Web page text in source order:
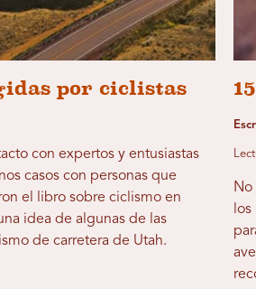
por ciclistas
con expertos y entusiastas
casos con personas que
el libro sobre ciclismo en
idea de algunas de las
de carretera de Utah.
No